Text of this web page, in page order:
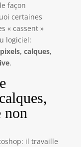
façon
certaines
« cassent »
logiciel:
calques,
.
non
il travaille